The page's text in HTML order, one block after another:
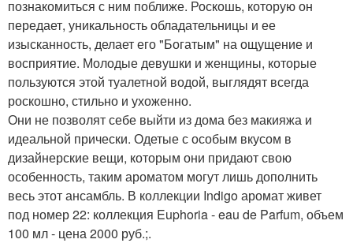
познакомиться с ним поближе. Роскошь, которую он
передает, уникальность обладательницы и ее
изысканность, делает его "Богатым" на ощущение и
восприятие. Молодые девушки и женщины, которые
пользуются этой туалетной водой, выглядят всегда
роскошно, стильно и ухоженно.
Они не позволят себе выйти из дома без макияжа и
идеальной прически. Одетые с особым вкусом в
дизайнерские вещи, которым они придают свою
особенность, таким ароматом могут лишь дополнить
весь этот ансамбль. В коллекции Indigo аромат живет
под номер 22: коллекция Euphoria - eau de Parfum, объем
100 мл - цена 2000 руб.;.